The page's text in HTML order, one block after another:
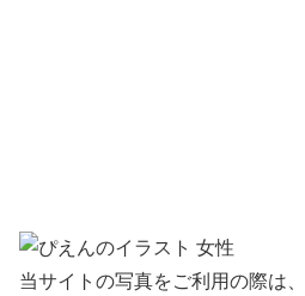
当サイトの写真をご利用の際は、